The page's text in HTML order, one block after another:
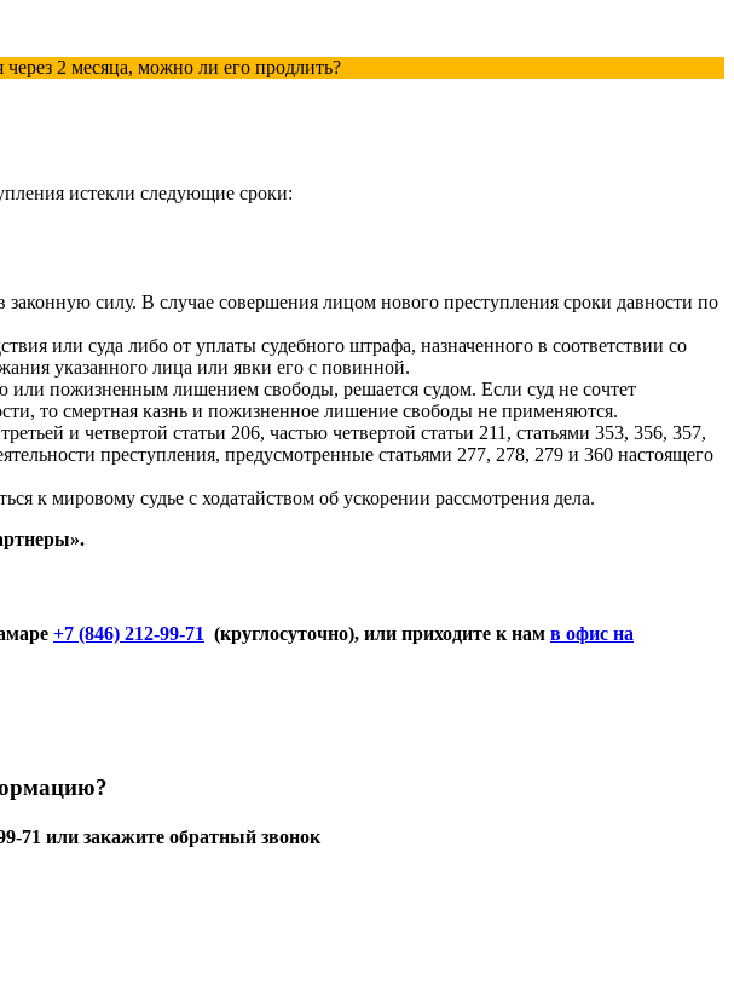
через 2 месяца, можно ли его продлить?
истекли следующие сроки:
силу. В случае совершения лицом нового преступления сроки давности по
или суда либо от уплаты судебного штрафа, назначенного в соответствии со
указанного лица или явки его с повинной.
пожизненным лишением свободы, решается судом. Если суд не сочтет
то смертная казнь и пожизненное лишение свободы не применяются.
и четвертой статьи 206, частью четвертой статьи 211, статьями 353, 356, 357,
преступления, предусмотренные статьями 277, 278, 279 и 360 настоящего
к мировому судье с ходатайством об ускорении рассмотрения дела.
+7 (846) 212-99-71 (круглосуточно), или приходите к нам в офис на
71 или закажите обратный звонок